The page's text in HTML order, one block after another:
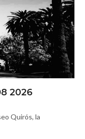
2026
Quirós, la